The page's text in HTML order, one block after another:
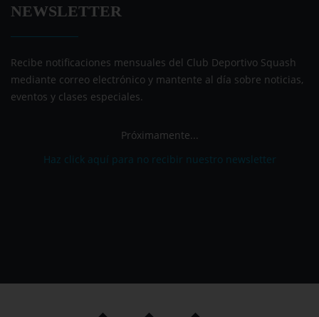
NEWSLETTER
Recibe notificaciones mensuales del Club Deportivo Squash
mediante correo electrónico y mantente al día sobre noticias,
eventos y clases especiales.
Próximamente...
Haz click aquí para no recibir nuestro newsletter